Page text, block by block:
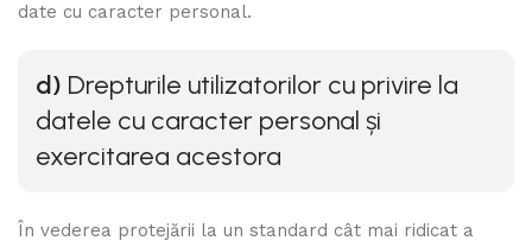
date cu caracter personal.
d) Drepturile utilizatorilor cu privire la
datele cu caracter personal și
exercitarea acestora
În vederea protejării la un standard cât mai ridicat a